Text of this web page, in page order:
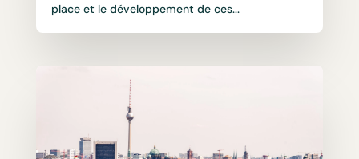
place et le développement de ces...